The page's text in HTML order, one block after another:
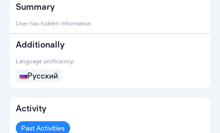
Summary
User has hidden information
Additionally
Language proficiency:
Русский
Activity
Past Activities